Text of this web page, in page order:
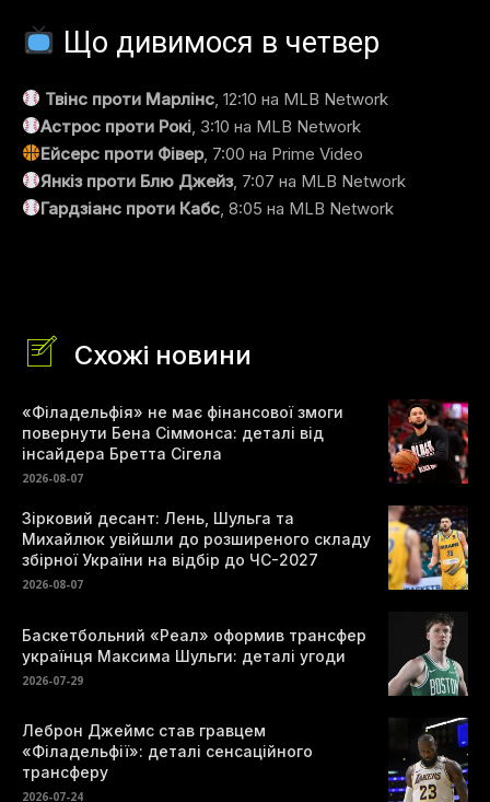
Що дивимося в четвер
Твінс проти Марлінс , 12:10 на MLB Network
Астрос проти Рокі , 3:10 на MLB Network
Ейсерс проти Фівер, 7:00 на Prime Video
Янкіз проти Блю Джейз, 7:07 на MLB Network
Гардзіанс проти Кабс , 8:05 на MLB Network
Схожі новини
«Філадельфія» не має фінансової змоги
повернути Бена Сіммонса: деталі від
інсайдера Бретта Сігела
2026-08-07
Зірковий десант: Лень, Шульга та
Михайлюк увійшли до розширеного складу
збірної України на відбір до ЧС-2027
2026-08-07
Баскетбольний «Реал» оформив трансфер
українця Максима Шульги: деталі угоди
2026-07-29
Леброн Джеймс став гравцем
«Філадельфії»: деталі сенсаційного
трансферу
2026-07-24